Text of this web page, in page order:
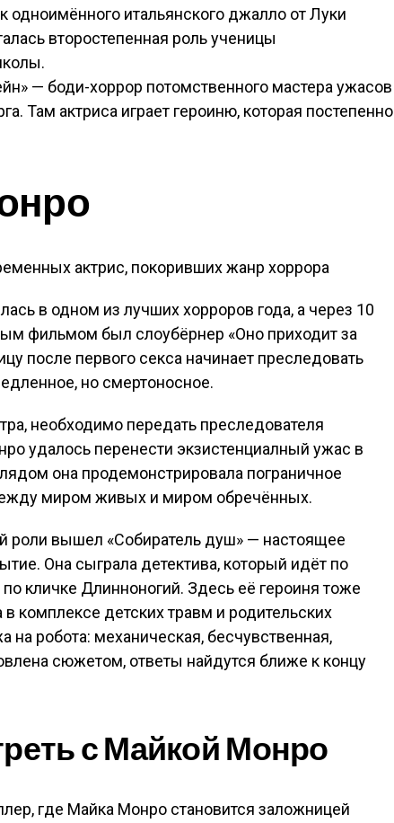
одноимённого итальянского джалло от Луки
второстепенная роль ученицы
— боди-хоррор потомственного мастера ужасов
Там актриса играет героиню, которая постепенно
в одном из лучших хорроров года, а через 10
фильмом был слоубёрнер «Оно приходит за
после первого секса начинает преследовать
но смертоносное.
необходимо передать преследователя
удалось перенести экзистенциалный ужас в
она продемонстрировала пограничное
миром живых и миром обречённых.
роли вышел «Собиратель душ» — настоящее
Она сыграла детектива, который идёт по
кличке Длинноногий. Здесь её героиня тоже
комплексе детских травм и родительских
робота: механическая, бесчувственная,
сюжетом, ответы найдутся ближе к концу
с Майкой Монро
где Майка Монро становится заложницей